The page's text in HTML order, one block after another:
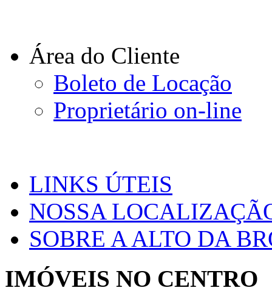
Área do Cliente
Boleto de Locação
Proprietário on-line
LINKS ÚTEIS
NOSSA
SOBRE A ALTO DA
IMÓVEIS NO CENTRO